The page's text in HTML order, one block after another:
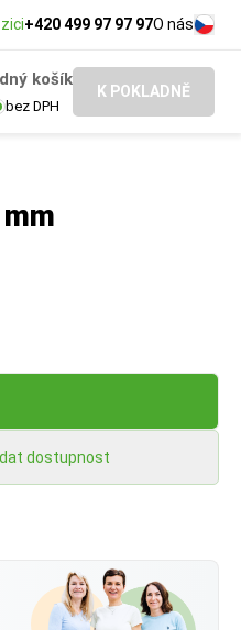
+420 499 97 97 97O nás
košík
bez DPH
K POKLADNĚ
dostupnost